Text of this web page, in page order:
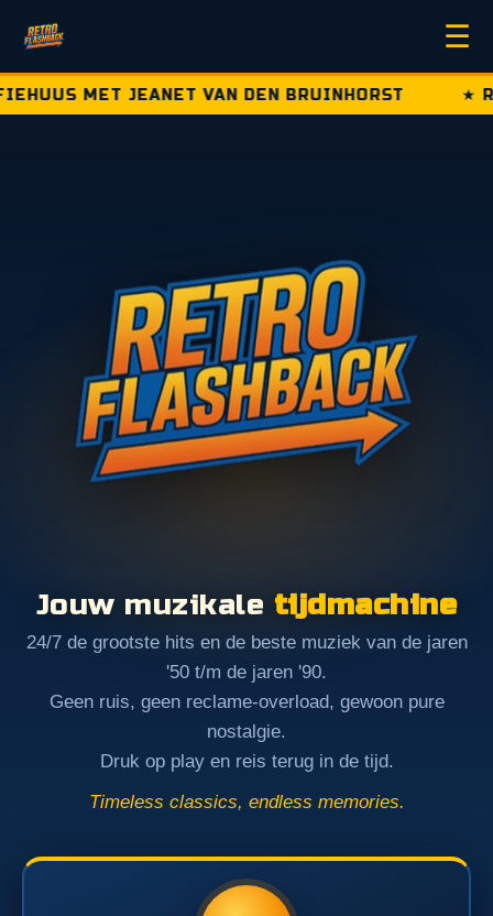
☰
JEANET VAN DEN BRUINHORST ★ RETRO
Jouw muzikale tijdmachine
24/7 de grootste hits en de beste muziek van de jaren
'50 t/m de jaren '90.
Geen ruis, geen reclame-overload, gewoon pure
nostalgie.
Druk op play en reis terug in de tijd.
Timeless classics, endless memories.